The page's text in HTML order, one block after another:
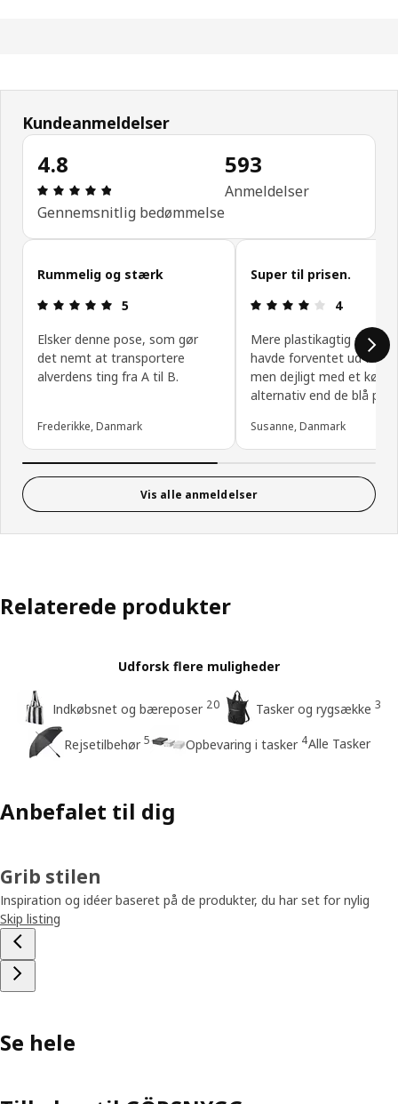
Kundeanmeldelser
4.8
Anmeldelse: 4.8 Ud af 5 Stjerner. Anmeldelser i
Gennemsnitlig bedømmelse
593
Anmeldelser
Spring kundeanmeldelser over
Rummelig og stærk
Anmeldelse: 5 Ud af 5 Stjerner.
5
Elsker denne pose, som gør
det nemt at transportere
alverdens ting fra A til B.
Frederikke, Danmark
Super til prisen.
4
Mere plastikagtig end jeg
havde forventet ud fra
men dejligt med et
alternativ end de blå
Susanne, Danmark
Vis alle anmeldelser
Relaterede produkter
Udforsk flere muligheder
Indkøbsnet og bæreposer 20 Tasker og rygsække 3
Rejsetilbehør 5 Opbevaring i tasker 4Alle Tasker
Anbefalet til dig
Grib stilen
Inspiration og idéer baseret på de produkter, du har set for nylig
Skip listing
Se hele